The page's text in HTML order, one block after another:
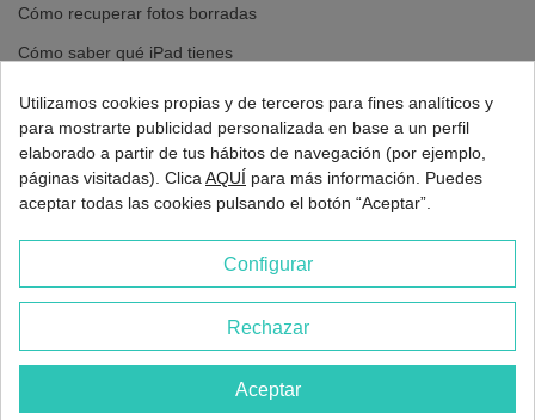
Cómo recuperar fotos borradas
Cómo saber qué iPad tienes
Como llamar en oculto desde iPhone
Cambiar batería iPhone
Cambiar pantalla iPhone
2026 - Europa 3G Madrid
Utilizamos cookies propias y de terceros para fines analíticos y
para mostrarte publicidad personalizada en base a un perfil
elaborado a partir de tus hábitos de navegación (por ejemplo,
páginas visitadas). Clica AQUÍ para más información. Puedes
aceptar todas las cookies pulsando el botón “Aceptar”.
Configurar
Rechazar
Aceptar